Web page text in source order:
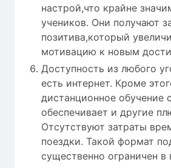
настрой,что крайне
учеников. Они получают
позитива,который
мотивацию к новым
Доступность из любого
есть интернет. Кроме
дистанционное обучение
обеспечивает и другие
Отсутствуют затраты
поездки. Такой формат
существенно ограничен